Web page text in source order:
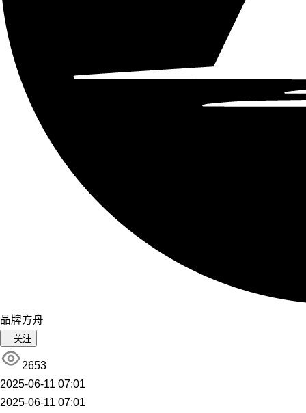
品牌方舟
关注
2653
2025-06-11 07:01
2025-06-11 07:01